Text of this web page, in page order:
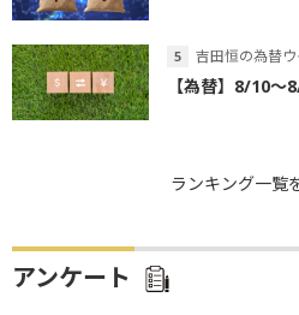
吉田恒の為替
【為替】8/10
ランキング一覧
アンケート